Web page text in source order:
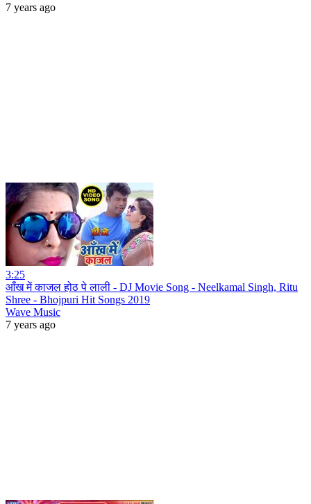
7 years ago
3:25
आँख में काजल होठ पे लाली - DJ Movie Song - Neelkamal Singh, Ritu
Shree - Bhojpuri Hit Songs 2019
Wave Music
7 years ago